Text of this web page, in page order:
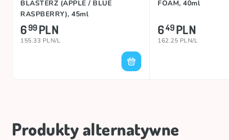
BLASTERZ (APPLE / BLUE
RASPBERRY), 45ml
699PLN
155.33 PLN/L
FOAM, 40ml
649PLN
162.25 PLN/L
Produkty alternatywne